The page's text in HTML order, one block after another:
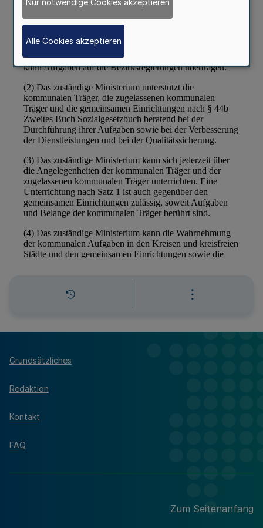
Grundsätzliches
Redaktion
Kontakt
FAQ
Zum Seitenanfang
Nur notwendige Cookies akzeptieren
Alle Cookies akzeptieren